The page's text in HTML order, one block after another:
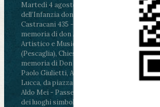
Martedì 4 agosto2026
ore 11:30 - Lucca,
dell’Infanzia don Aldo Mei - Viale Castruccio
Castracani 435 - Inaugurazione murales in
memoria di don Aldo Mei curato dal Liceo
Artistico e Musicale “Passaglia”
ore 18 -
(Pescaglia), Chiesa parrocchiale - Messa in
memoria di Don Aldo Mei celebrata da mons.
Paolo Giulietti, Arcivescovo di Lucca
ore
Lucca, da piazza San Michele al Cippo di
Aldo Mei - Passeggiata della Memoria in
dei luoghi simbolo della città. Ritrovo alle ore